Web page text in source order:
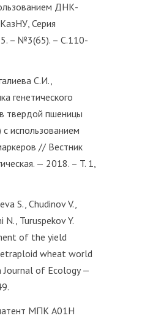
ДНК-
Серия
– №3(65). – С.110-
С.И.,
генетического
твердой пшеницы
с использованием
// Вестник
— 2018. – T. 1,
S., Chudinov V.,
N., Turuspekov Y.
of the yield
wheat world
of Ecology —
МПК A01H